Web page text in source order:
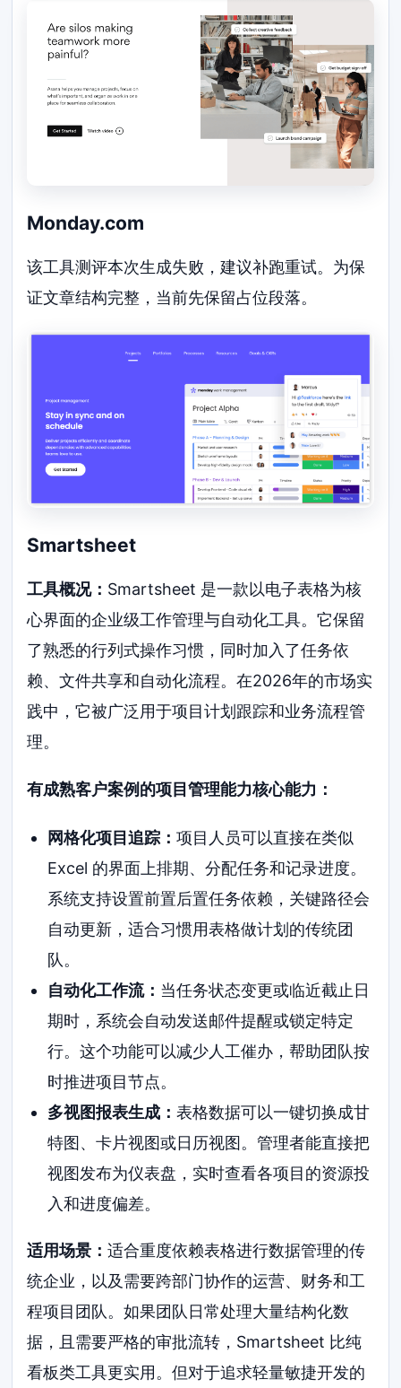
Monday.com
该工具测评本次生成失败，建议补跑重试。为保
证文章结构完整，当前先保留占位段落。
Smartsheet
工具概况： Smartsheet 是一款以电子表格为核
心界面的企业级工作管理与自动化工具。它保留
了熟悉的行列式操作习惯，同时加入了任务依
赖、文件共享和自动化流程。在2026年的市场实
践中，它被广泛用于项目计划跟踪和业务流程管
理。
有成熟客户案例的项目管理能力核心能力：
网格化项目追踪： 项目人员可以直接在类似
Excel 的界面上排期、分配任务和记录进度。
系统支持设置前置后置任务依赖，关键路径会
自动更新，适合习惯用表格做计划的传统团
队。
自动化工作流： 当任务状态变更或临近截止日
期时，系统会自动发送邮件提醒或锁定特定
行。这个功能可以减少人工催办，帮助团队按
时推进项目节点。
多视图报表生成： 表格数据可以一键切换成甘
特图、卡片视图或日历视图。管理者能直接把
视图发布为仪表盘，实时查看各项目的资源投
入和进度偏差。
适用场景：适合重度依赖表格进行数据管理的传
统企业，以及需要跨部门协作的运营、财务和工
程项目团队。如果团队日常处理大量结构化数
据，且需要严格的审批流转，Smartsheet 比纯
看板类工具更实用。但对于追求轻量敏捷开发的